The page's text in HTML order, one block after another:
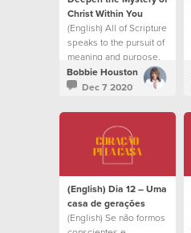
Christ Within You
(English) All of Scripture
speaks to the pursuit of
meaning and purpose.
Bobbie Houston
Dec 7 2020
(English) Dia 12 – Uma
casa de gerações
(English) Se não formos